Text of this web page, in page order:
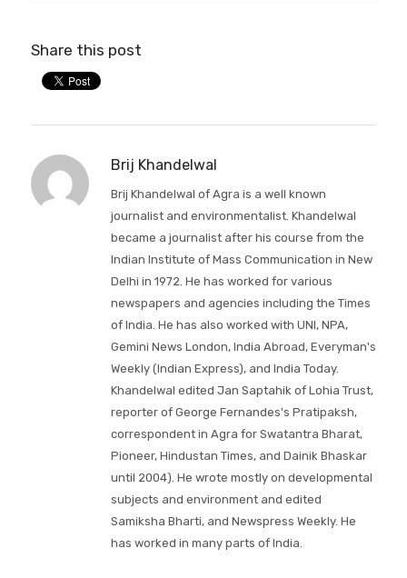
Share this post
Brij Khandelwal
Brij Khandelwal of Agra is a well known
journalist and environmentalist. Khandelwal
became a journalist after his course from the
Indian Institute of Mass Communication in New
Delhi in 1972. He has worked for various
newspapers and agencies including the Times
of India. He has also worked with UNI, NPA,
Gemini News London, India Abroad, Everyman's
Weekly (Indian Express), and India Today.
Khandelwal edited Jan Saptahik of Lohia Trust,
reporter of George Fernandes's Pratipaksh,
correspondent in Agra for Swatantra Bharat,
Pioneer, Hindustan Times, and Dainik Bhaskar
until 2004). He wrote mostly on developmental
subjects and environment and edited
Samiksha Bharti, and Newspress Weekly. He
has worked in many parts of India.